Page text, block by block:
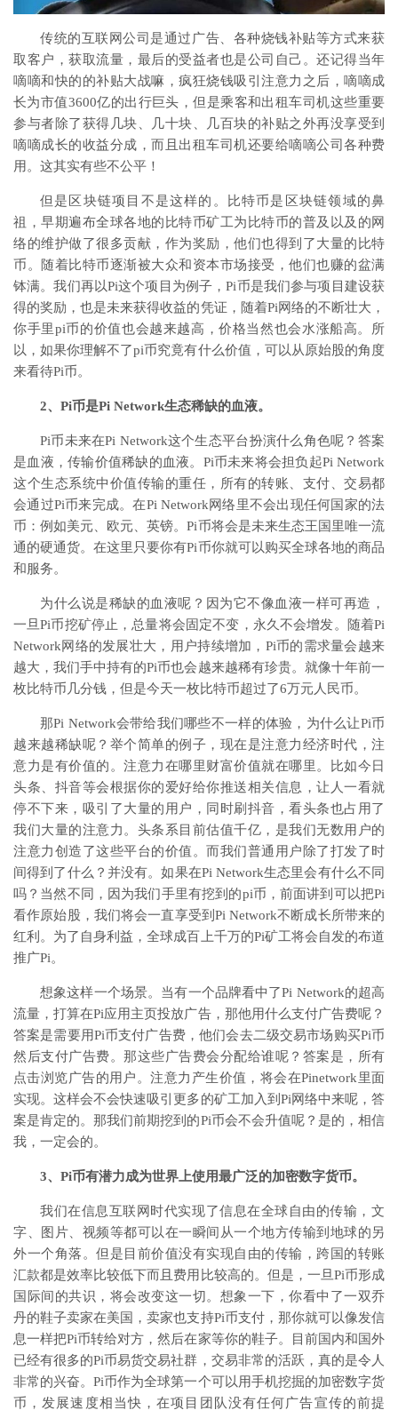
传统的互联网公司是通过广告、各种烧钱补贴等方式来获
取客户，获取流量，最后的受益者也是公司自己。还记得当年
嘀嘀和快的的补贴大战嘛，疯狂烧钱吸引注意力之后，嘀嘀成
长为市值3600亿的出行巨头，但是乘客和出租车司机这些重要
参与者除了获得几块、几十块、几百块的补贴之外再没享受到
嘀嘀成长的收益分成，而且出租车司机还要给嘀嘀公司各种费
用。这其实有些不公平！
但是区块链项目不是这样的。比特币是区块链领域的鼻
祖，早期遍布全球各地的比特币矿工为比特币的普及以及的网
络的维护做了很多贡献，作为奖励，他们也得到了大量的比特
币。随着比特币逐渐被大众和资本市场接受，他们也赚的盆满
钵满。我们再以Pi这个项目为例子，Pi币是我们参与项目建设获
得的奖励，也是未来获得收益的凭证，随着Pi网络的不断壮大，
你手里pi币的价值也会越来越高，价格当然也会水涨船高。所
以，如果你理解不了pi币究竟有什么价值，可以从原始股的角度
来看待Pi币。
2、Pi币是Pi Network生态稀缺的血液。
Pi币未来在Pi Network这个生态平台扮演什么角色呢？答案
是血液，传输价值稀缺的血液。Pi币未来将会担负起Pi Network
这个生态系统中价值传输的重任，所有的转账、支付、交易都
会通过Pi币来完成。在Pi Network网络里不会出现任何国家的法
币：例如美元、欧元、英镑。Pi币将会是未来生态王国里唯一流
通的硬通货。在这里只要你有Pi币你就可以购买全球各地的商品
和服务。
为什么说是稀缺的血液呢？因为它不像血液一样可再造，
一旦Pi币挖矿停止，总量将会固定不变，永久不会增发。随着Pi
Network网络的发展壮大，用户持续增加，Pi币的需求量会越来
越大，我们手中持有的Pi币也会越来越稀有珍贵。就像十年前一
枚比特币几分钱，但是今天一枚比特币超过了6万元人民币。
那Pi Network会带给我们哪些不一样的体验，为什么让Pi币
越来越稀缺呢？举个简单的例子，现在是注意力经济时代，注
意力是有价值的。注意力在哪里财富价值就在哪里。比如今日
头条、抖音等会根据你的爱好给你推送相关信息，让人一看就
停不下来，吸引了大量的用户，同时刷抖音，看头条也占用了
我们大量的注意力。头条系目前估值千亿，是我们无数用户的
注意力创造了这些平台的价值。而我们普通用户除了打发了时
间得到了什么？并没有。如果在Pi Network生态里会有什么不同
吗？当然不同，因为我们手里有挖到的pi币，前面讲到可以把Pi
看作原始股，我们将会一直享受到Pi Network不断成长所带来的
红利。为了自身利益，全球成百上千万的Pi矿工将会自发的布道
推广Pi。
想象这样一个场景。当有一个品牌看中了Pi Network的超高
流量，打算在Pi应用主页投放广告，那他用什么支付广告费呢？
答案是需要用Pi币支付广告费，他们会去二级交易市场购买Pi币
然后支付广告费。那这些广告费会分配给谁呢？答案是，所有
点击浏览广告的用户。注意力产生价值，将会在Pinetwork里面
实现。这样会不会快速吸引更多的矿工加入到Pi网络中来呢，答
案是肯定的。那我们前期挖到的Pi币会不会升值呢？是的，相信
我，一定会的。
3、Pi币有潜力成为世界上使用最广泛的加密数字货币。
我们在信息互联网时代实现了信息在全球自由的传输，文
字、图片、视频等都可以在一瞬间从一个地方传输到地球的另
外一个角落。但是目前价值没有实现自由的传输，跨国的转账
汇款都是效率比较低下而且费用比较高的。但是，一旦Pi币形成
国际间的共识，将会改变这一切。想象一下，你看中了一双乔
丹的鞋子卖家在美国，卖家也支持Pi币支付，那你就可以像发信
息一样把Pi币转给对方，然后在家等你的鞋子。目前国内和国外
已经有很多的Pi币易货交易社群，交易非常的活跃，真的是令人
非常的兴奋。Pi币作为全球第一个可以用手机挖掘的加密数字货
币，发展速度相当快，在项目团队没有任何广告宣传的前提